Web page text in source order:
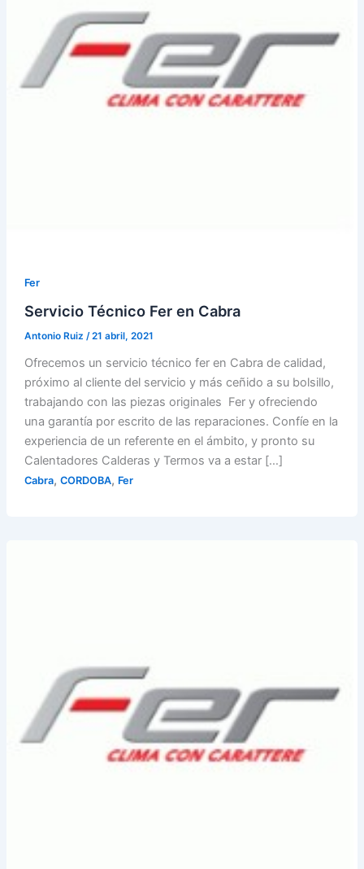
Fer
Servicio Técnico Fer en Cabra
Antonio Ruiz /21 abril, 2021
Ofrecemos un servicio técnico fer en Cabra de calidad,
próximo al cliente del servicio y más ceñido a su bolsillo,
trabajando con las piezas originales Fer y ofreciendo
una garantía por escrito de las reparaciones. Confíe en la
experiencia de un referente en el ámbito, y pronto su
Calentadores Calderas y Termos va a estar […]
Cabra, CORDOBA, Fer